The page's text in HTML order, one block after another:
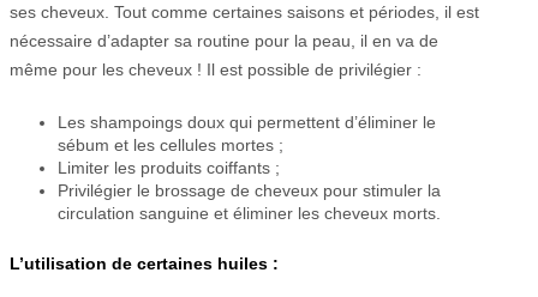
ses cheveux. Tout comme certaines saisons et périodes, il est
nécessaire d’adapter sa routine pour la peau, il en va de
même pour les cheveux ! Il est possible de privilégier :
Les shampoings doux qui permettent d’éliminer le
sébum et les cellules mortes ;
Limiter les produits coiffants ;
Privilégier le brossage de cheveux pour stimuler la
circulation sanguine et éliminer les cheveux morts.
L’utilisation de certaines huiles :